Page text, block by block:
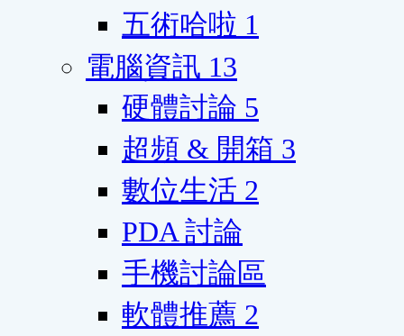
五術哈啦 1
電腦資訊 13
硬體討論 5
超頻 & 開箱 3
數位生活 2
PDA 討論
手機討論區
軟體推薦 2